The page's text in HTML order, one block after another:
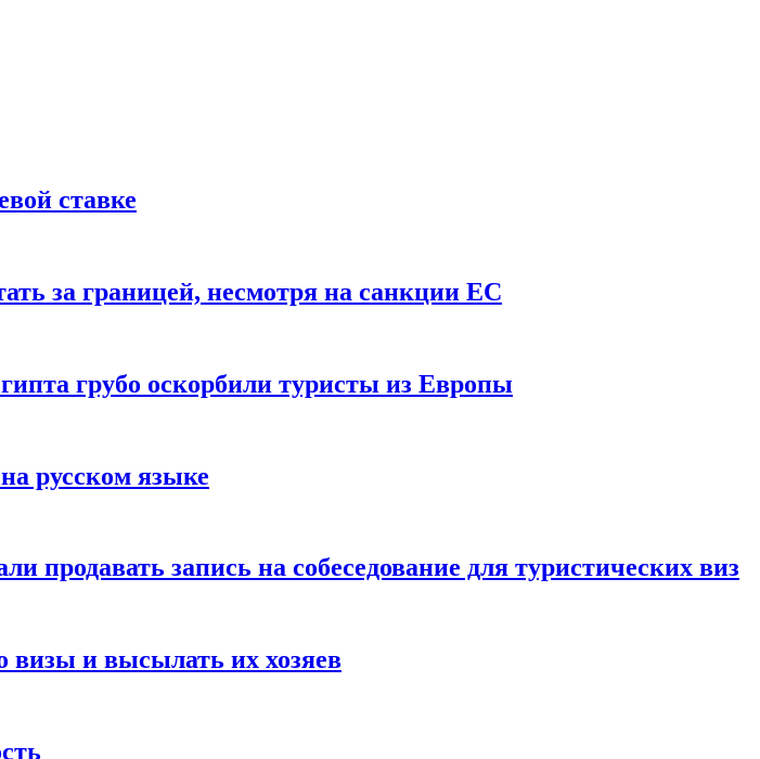
ставке
за границей, несмотря на санкции ЕС
грубо оскорбили туристы из Европы
русском языке
продавать запись на собеседование для туристических виз
визы и высылать их хозяев